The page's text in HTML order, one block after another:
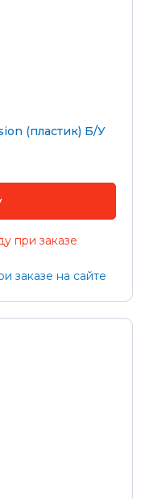
(пластик) Б/У
при заказе
заказе на сайте